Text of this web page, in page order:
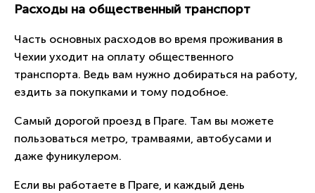
Расходы на общественный транспорт
Часть основных расходов во время проживания в
Чехии уходит на оплату общественного
транспорта. Ведь вам нужно добираться на работу,
ездить за покупками и тому подобное.
Самый дорогой проезд в Праге. Там вы можете
пользоваться метро, трамваями, автобусами и
даже фуникулером.
Если вы работаете в Праге, и каждый день